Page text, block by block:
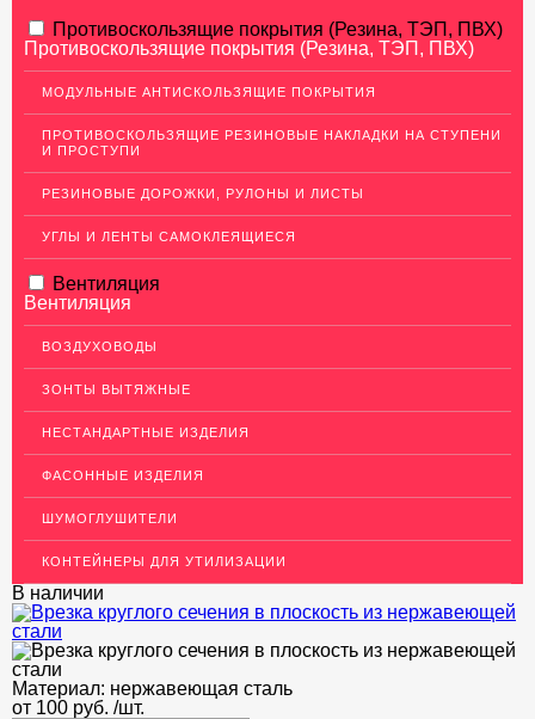
АЛЮМИНИЕВЫЙ ПРОКАТ
НЕРЖАВЕЮЩАЯ СТАЛЬ
МЕДНЫЙ ПРОКАТ
ЛАТУННЫЙ ПРОКАТ
ДЕКОР НЕРЖАВЕЙКА
ОГРАЖДЕНИЯ ДЛЯ ЛЕСТНИЦ
ЭЛЕКТРОДЫ
ДЕКОРАТИВНЫЙ УГОЛОК
МЕТАЛЛИЧЕСКИЕ ПОРОГИ НАПОЛЬНЫЕ (ДЛЯ ПОЛА),
РАСКЛАДКА, ПЛИНТУС
ПОТОЛКИ
АКЦИИ
НЕДОРОГОЙ МЕТАЛЛОПРОКАТ
Противоскользящие покрытия (Резина, ТЭП, ПВХ)
Противоскользящие покрытия (Резина, ТЭП, ПВХ)
МОДУЛЬНЫЕ АНТИСКОЛЬЗЯЩИЕ ПОКРЫТИЯ
ПРОТИВОСКОЛЬЗЯЩИЕ РЕЗИНОВЫЕ НАКЛАДКИ НА СТУПЕНИ
И ПРОСТУПИ
РЕЗИНОВЫЕ ДОРОЖКИ, РУЛОНЫ И ЛИСТЫ
УГЛЫ И ЛЕНТЫ САМОКЛЕЯЩИЕСЯ
Вентиляция
Вентиляция
ВОЗДУХОВОДЫ
ЗОНТЫ ВЫТЯЖНЫЕ
НЕСТАНДАРТНЫЕ ИЗДЕЛИЯ
ФАСОННЫЕ ИЗДЕЛИЯ
ШУМОГЛУШИТЕЛИ
КОНТЕЙНЕРЫ ДЛЯ УТИЛИЗАЦИИ
В наличии
Материал: нержавеющая сталь
от 100 руб. /шт.